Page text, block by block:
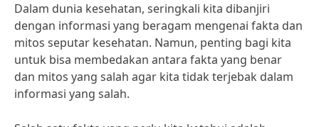
Dalam dunia kesehatan, seringkali kita dibanjiri
dengan informasi yang beragam mengenai fakta dan
mitos seputar kesehatan. Namun, penting bagi kita
untuk bisa membedakan antara fakta yang benar
dan mitos yang salah agar kita tidak terjebak dalam
informasi yang salah.